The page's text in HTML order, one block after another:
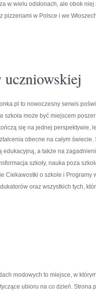
w wielu odsłonach, ale obok
pizzeriami w Polsce i we
to nowoczesny serwis
szkoła może być miejscem
się na jednej perspektywie,
obecne na całym
edukacyjną, a także na
szkoły, nauka poza
Ciekawostki o szkole i
oraz wszystkich tych,
modowych to miejsce, w
ubioru na co dzień. Strona